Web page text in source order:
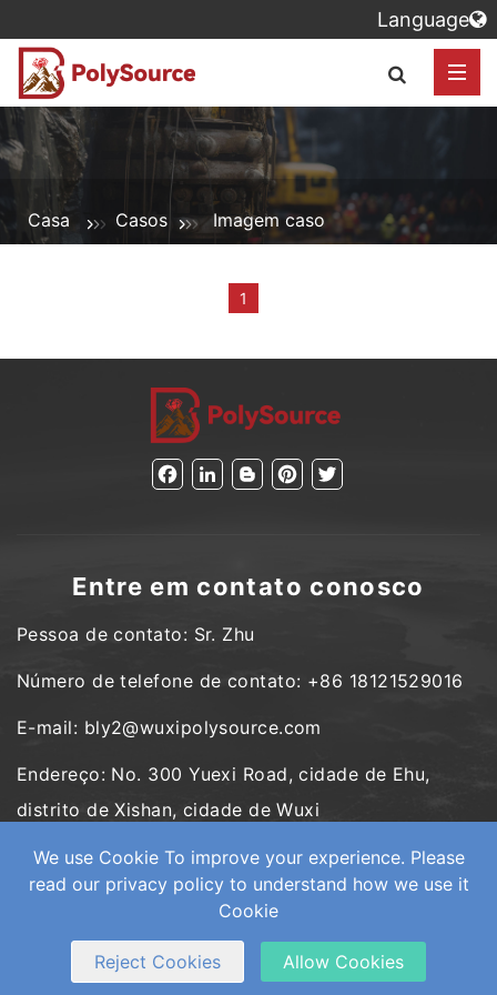
We use Cookie To improve your experience. Please
read our privacy policy to understand how we use it
Cookie
Reject Cookies Allow Cookies
Casa Casos Imagem caso
1
Facebook
LinkedInBloggerPinterestTwitter
Entre em contato conosco
Pessoa de contato: Sr. Zhu
Número de telefone de contato: +86 18121529016
E-mail: bly2@wuxipolysource.com
Endereço: No. 300 Yuexi Road, cidade de Ehu,
distrito de Xishan, cidade de Wuxi
Copyright © Wuxi PolySource Geological Equipment Co., Ltd.
XML Política de Privacidade
Language